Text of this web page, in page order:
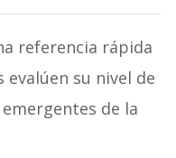
referencia rápida
evalúen su nivel de
de la